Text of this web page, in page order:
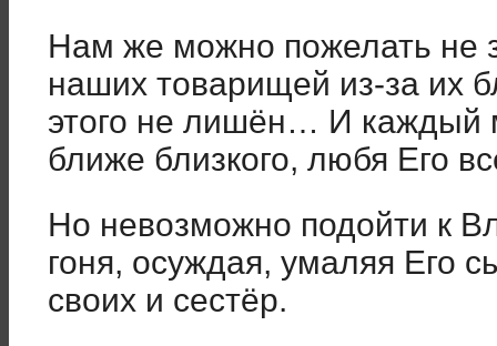
Нам же можно пожелать не
наших товарищей из-за их
этого не лишён… И каждый
ближе близкого, любя Его
Но невозможно подойти к
гоня, осуждая, умаляя Его
своих и сестёр.